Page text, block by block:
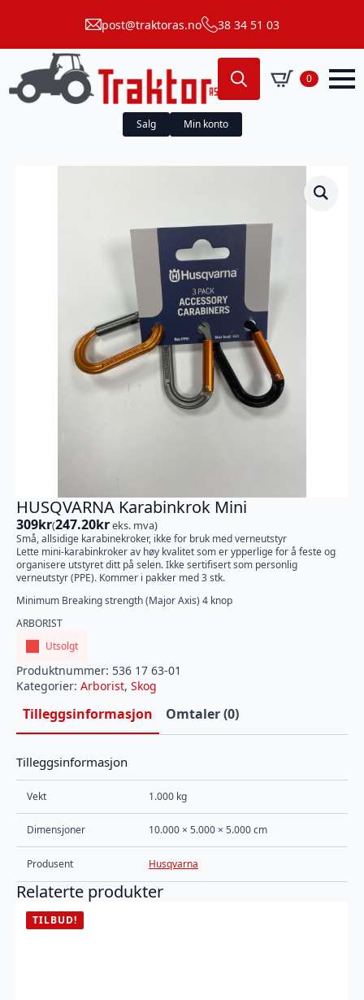
post@traktoras.no 38 34 51 03
Search
for:
0
Salg Min konto
HUSQVARNA Karabinkrok Mini
309kr(247.20kreks. mva)
Små, allsidige karabinekroker, ikke for bruk med verneutstyr
Lette mini-karabinkroker av høy kvalitet som er ypperlige for å feste og
organisere utstyret ditt på selen. Ikke sertifisert som personlig
verneutstyr (PPE). Kommer i pakker med 3 stk.
Minimum Breaking strength (Major Axis) 4 knop
ARBORIST
Utsolgt
Produktnummer: 536 17 63-01
Kategorier: Arborist, Skog
Tilleggsinformasjon Omtaler (0)
Tilleggsinformasjon
Vekt 1.000 kg
Dimensjoner 10.000 × 5.000 × 5.000 cm
Produsent Husqvarna
Relaterte produkter
TILBUD!